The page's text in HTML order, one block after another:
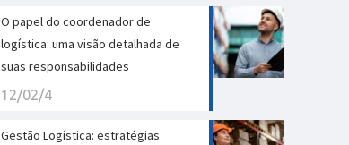
O papel do coordenador de
logística: uma visão detalhada de
suas responsabilidades
12/02/4
Gestão Logística: estratégias